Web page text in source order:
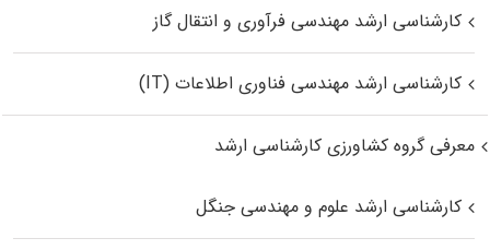
کارشناسی ارشد مهندسی فرآوری و انتقال گاز
کارشناسی ارشد مهندسی فناوری اطلاعات (IT)
معرفی گروه کشاورزی کارشناسی ارشد
کارشناسی ارشد علوم و مهندسی جنگل